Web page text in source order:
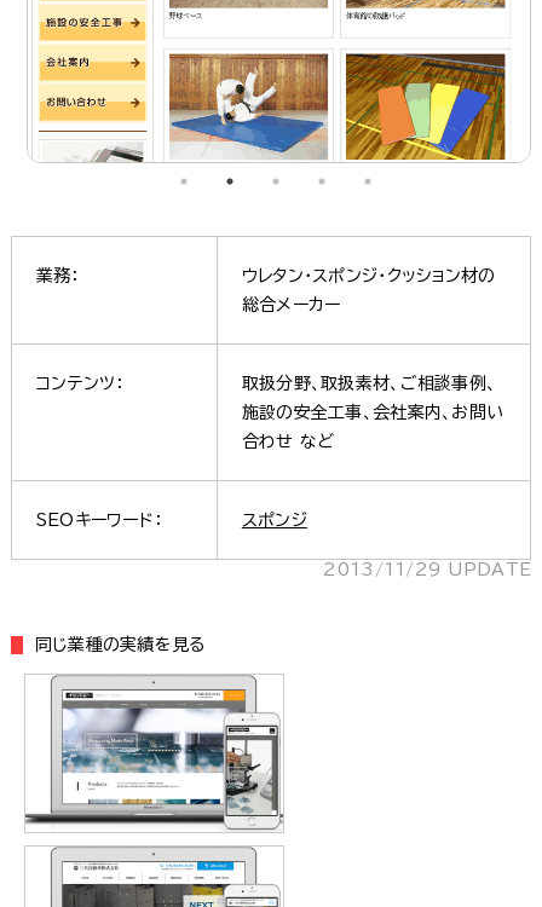
業務：
ウレタン・スポンジ・クッション材の
総合メーカー
コンテンツ：
取扱分野、取扱素材、ご相談事例、
施設の安全工事、会社案内、お問い
合わせ など
SEOキーワード： スポンジ
2013/11/29 UPDATE
同じ業種の実績を見る
株式会社フィッシャー・インストル
メンツ 様